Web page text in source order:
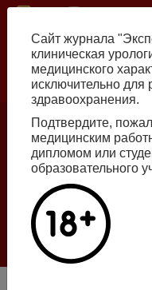
Перейти
основному
содержанию
Номер
в
Сайт журнала
клиническая
медицинского
исключительно для
здравоохранения.
Подтвердите,
медицинским
дипломом или
образовательного